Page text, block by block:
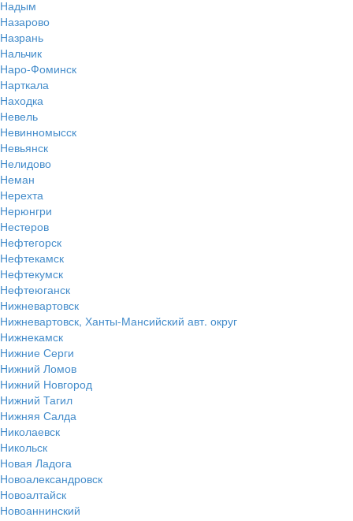
Надым
Назарово
Назрань
Нальчик
Наро-Фоминск
Нарткала
Находка
Невель
Невинномысск
Невьянск
Нелидово
Неман
Нерехта
Нерюнгри
Нестеров
Нефтегорск
Нефтекамск
Нефтекумск
Нефтеюганск
Нижневартовск
Нижневартовск, Ханты-Мансийский авт. округ
Нижнекамск
Нижние Серги
Нижний Ломов
Нижний Новгород
Нижний Тагил
Нижняя Салда
Николаевск
Никольск
Новая Ладога
Новоалександровск
Новоалтайск
Новоаннинский